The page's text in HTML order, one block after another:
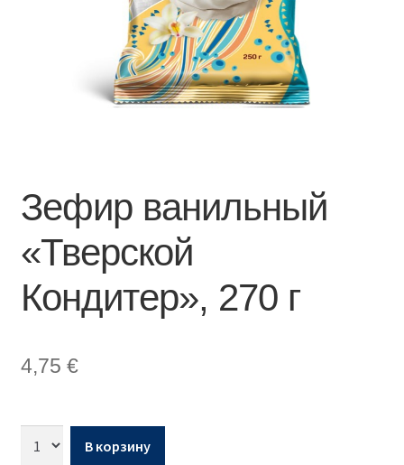
Зефир ванильный
«Тверской
Кондитер», 270 г
4,75 €
В корзину